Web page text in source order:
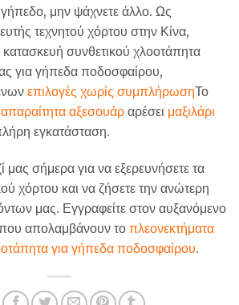
μην ψάχνετε άλλο. Ως
τεχνητού χόρτου στην Κίνα,
κατασκευή συνθετικού χλοοτάπητα
για γήπεδα ποδοσφαίρου,
επιλογές χωρίς συμπλήρωσηΤο
απαραίτητα αξεσουάρ αρέσει μαξιλάρι
εγκατάσταση.
μας σήμερα για να εξερευνήσετε τα
χόρτου και να ζήσετε την ανώτερη
μας. Εγγραφείτε στον αυξανόμενο
απολαμβάνουν το πλεονεκτήματα
για γήπεδα ποδοσφαίρου.